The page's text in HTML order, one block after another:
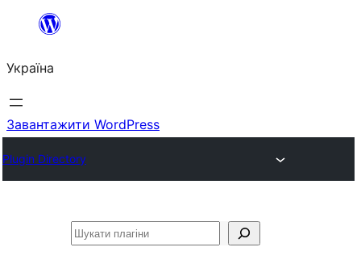
Перейти
вмісту
Україна
Завантажити WordPress
Plugin Directory
Пошук